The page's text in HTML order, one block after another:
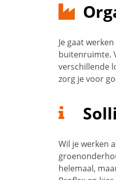
Je gaat
buitenruimte.
verschillende
zorg je voor
Wil je werken
helemaal,